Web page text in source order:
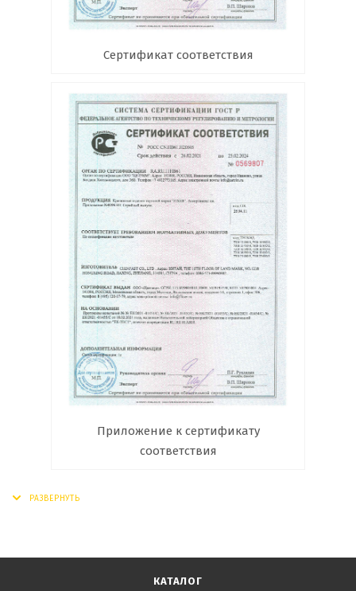
Сертификат соответствия
Приложение к сертификату
соответствия
КАТАЛОГ